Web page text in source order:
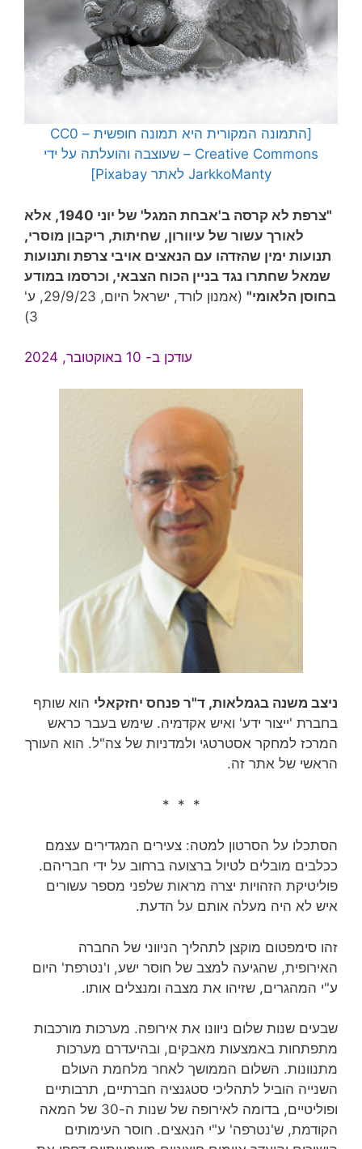
[התמונה המקורית היא תמונה חופשית – CC0
Creative Commons – שעוצבה והועלתה על ידי
JarkkoManty לאתר Pixabay]
"צרפת לא קרסה ב'אבחת המגל' של יוני 1940, אלא
לאורך עשור של עיוורון, שחיתות, ריקבון מוסרי,
תנועות ימין שהזדהו עם הנאצים אויבי צרפת ותנועות
שמאל שחתרו נגד בניין הכוח הצבאי, וכרסמו במודע
בחוסן הלאומי"
(אמנון לורד, ישראל היום, 29/9/23, ע'
3)
עודכן ב- 10 באוקטובר, 2024
ניצב משנה בגמלאות, ד"ר פנחס יחזקאלי הוא שותף
בחברת 'ייצור ידע' ואיש אקדמיה. שימש בעבר כראש
המרכז למחקר אסטרטגי ולמדניות של צה"ל. הוא העורך
הראשי של אתר זה.
* * *
הסתכלו על הסרטון למטה: צעירים המגדירים עצמם
ככלבים מובלים לטיול ברצועה ברחוב על ידי חבריהם.
פוליטיקת הזהויות יצרה מראות שלפני מספר עשורים
איש לא היה מעלה אותם על הדעת.
זהו סימפטום מוקצן לתהליך הניווני של החברה
האירופית, שהגיעה למצב של חוסר ישע, ו'נטרפת' היום
ע"י המהגרים, שזיהו את מצבה ומנצלים אותו.
שבעים שנות שלום ניוונו את אירופה. מערכות מורכבות
מתפתחות באמצעות מאבקים, ובהיעדרם מערכות
מתנוונות. השלום הממושך לאחר מלחמת העולם
השנייה הוביל לתהליכי סטגנציה חברתיים, תרבותיים
ופוליטיים, בדומה לאירופה של שנות ה-30 של המאה
הקודמת, ש'נטרפה' ע"י הנאצים. חוסר העימותים